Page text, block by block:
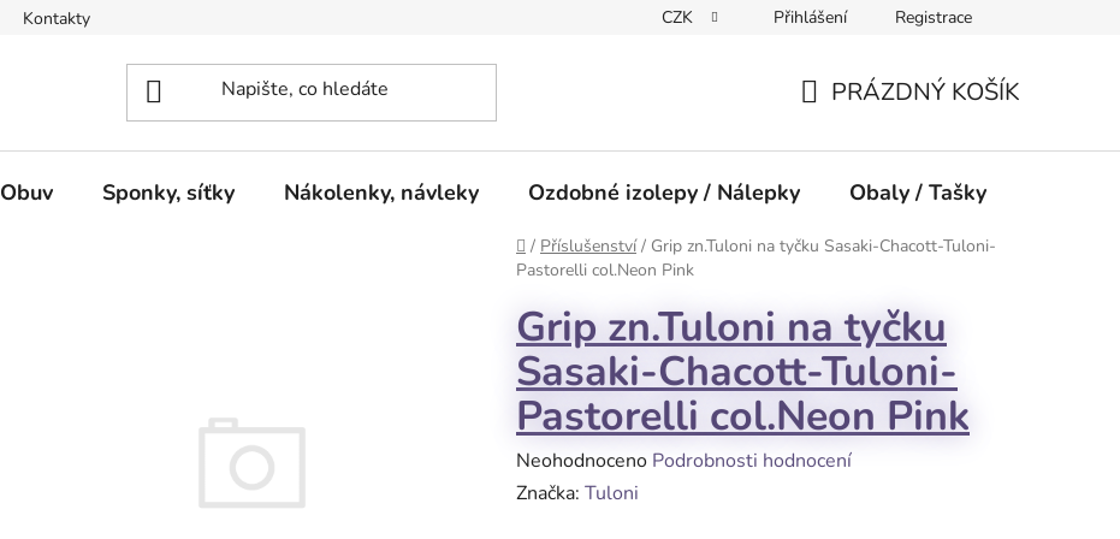
Kontakty CZK Přihlášení Registrace
KOŠÍK
PRÁZDNÝ KOŠÍK
Obuv Sponky, síťky Nákolenky, návleky Ozdobné izolepy / Nálepky Obaly / Tašky
Domů
/ Příslušenství / Grip zn.Tuloni na tyčku Sasaki-Chacott-Tuloni-
Pastorelli col.Neon Pink
Grip zn.Tuloni na tyčku
Sasaki-Chacott-Tuloni-
Pastorelli col.Neon Pink
Průměrné
hodnocení
Neohodnoceno Podrobnosti hodnocení
Značka: Tuloni